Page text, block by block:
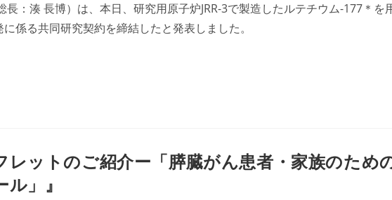
：湊 長博）は、本日、研究用原子炉JRR-3で製造したルテチウム-177＊を
係る共同研究契約を締結したと発表しました。
レットのご紹介ー「膵臓がん患者・家族のため
」』